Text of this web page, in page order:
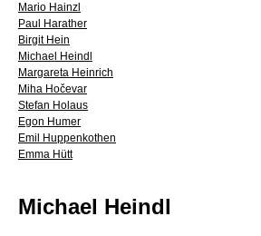
Mario Hainzl
Paul Harather
Birgit Hein
Michael Heindl
Margareta Heinrich
Miha Hočevar
Stefan Holaus
Egon Humer
Emil Huppenkothen
Emma Hütt
Michael Heindl